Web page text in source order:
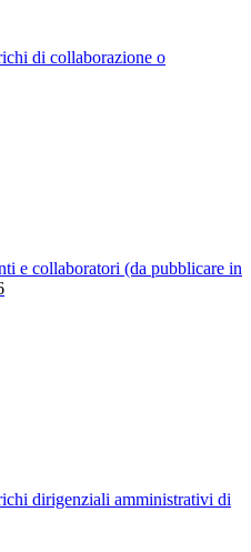
di collaborazione o
e collaboratori (da pubblicare in
dirigenziali amministrativi di